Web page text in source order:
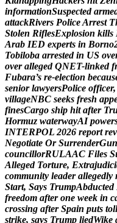
informationSuspected arme
attackRivers PoliceArrest T
Stolen RiflesExplosion kills
Arab IED experts in Borno
Tobiloba arrested in US ove
over alleged QNET-linked f
Fubara’s re-election becaus
senior lawyersPolice officer,
villageNBC seeks fresh app
finesCargo ship hit after Tr
Hormuz waterwayAI power
INTERPOL 2026 report rev
Negotiate Or SurrenderGun
councillorRULAAC Files S
Alleged Torture, Extrajudici
community leader allegedly
Start, Says TrumpAbducted
freedom after one week in c
crossing after Spain puts toll
strike, says Trump liedWike